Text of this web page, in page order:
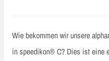
Wie bekommen wir unsere
in speedikon® C? Dies ist eine